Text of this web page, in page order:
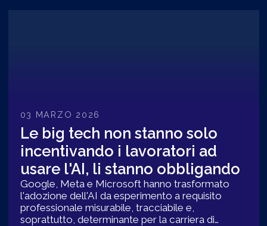
03 MARZO 2026
Le big tech non stanno solo
incentivando i lavoratori ad
usare l'AI, li stanno obbligando
Google, Meta e Microsoft hanno trasformato
l'adozione dell'AI da esperimento a requisito
professionale misurabile, tracciabile e,
soprattutto, determinante per la carriera di